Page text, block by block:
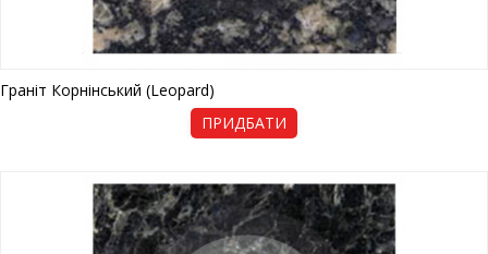
ПРИДБАТИ
Граніт Корнінський (Leopard)